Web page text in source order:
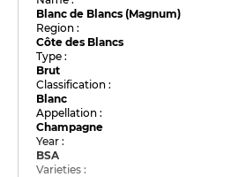
Blanc de Blancs (Magnum)
Region :
Côte des Blancs
Type :
Brut
Classification :
Blanc
Appellation :
Champagne
Year :
BSA
Varieties :